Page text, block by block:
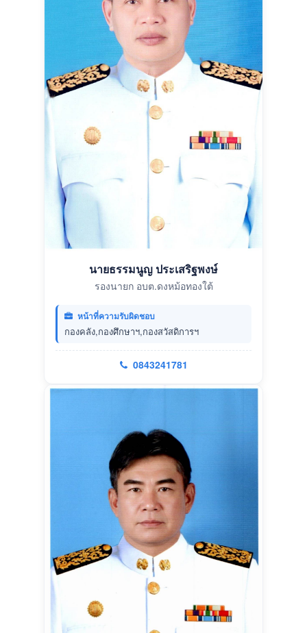
นายธรรมนูญ ประเสริฐพงษ์
รองนายก อบต.ดงหม้อทองใต้
หน้าที่ความรับผิดชอบ
กองคลัง,กองศึกษาฯ,กองสวัสดิการฯ
0843241781